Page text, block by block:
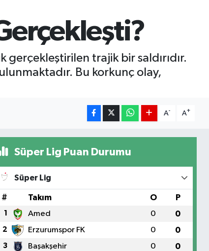
gerçekleştirilen trajik bir saldırıdır.
Bu korkunç olay,
A- A+
Süper Lig Puan Durumu
Süper Lig
# Takım O P
1 Amed 0 0
2 Erzurumspor FK 0 0
3 Başakşehir 0 0